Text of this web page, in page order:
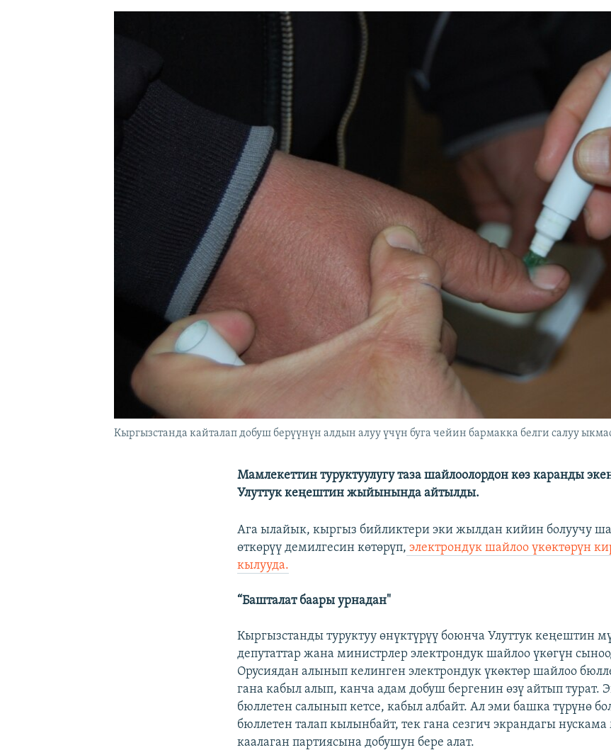
Кыргызстанда кайталап добуш берүүнүн алдын алуу үчүн буга чейин бармакка белги салуу
Мамлекеттин туруктуулугу таза шайлоолордон көз каранды
Улуттук кеңештин жыйынында айтылды.
Ага ылайык, кыргыз бийликтери эки жылдан кийин болуучу
өткөрүү демилгесин көтөрүп, электрондук шайлоо үкөктөрүн
кылууда.
“Башталат баары урнадан"
Кыргызстанды туруктуу өнүктүрүү боюнча Улуттук кеңештин
депутаттар жана министрлер электрондук шайлоо үкөгүн
Орусиядан алынып келинген электрондук үкөктөр шайлоо
гана кабыл алып, канча адам добуш бергенин өзү айтып турат.
бюллетен салынып кетсе, кабыл албайт. Ал эми башка түрүнө
бюллетен талап кылынбайт, тек гана сезгич экрандагы
каалаган партиясына добушун бере алат.